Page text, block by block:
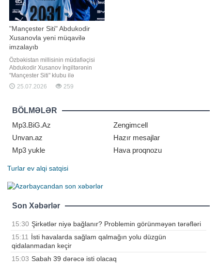
"Mançester Siti" Abdukodir
Xusanovla yeni müqavilə
imzalayıb
Özbəkistan millisinin müdafiəçisi
Abdukodir Xusanov İngiltərənin
"Mançester Siti" klubu ilə
müqaviləsinin müddətini uzadıb.
"Report" xəbər verir ki, bu barədə
məlumat yayıb. Bildirilib ki, 22 yaşlı
futbolçu ilə imzalanan yeni
sözləşmə 2031-c
25.07.2026 259
BÖLMƏLƏR
Mp3.BiG.Az
Zengimcell
Unvan.az
Hazır mesajlar
Mp3 yukle
Hava proqnozu
Turlar ev alqi satqisi
Son Xəbərlər
15:30 Şirkətlər niyə bağlanır? Problemin görünməyən tərəfləri
15:11 İsti havalarda sağlam qalmağın yolu düzgün
qidalanmadan keçir
15:03 Sabah 39 dərəcə isti olacaq